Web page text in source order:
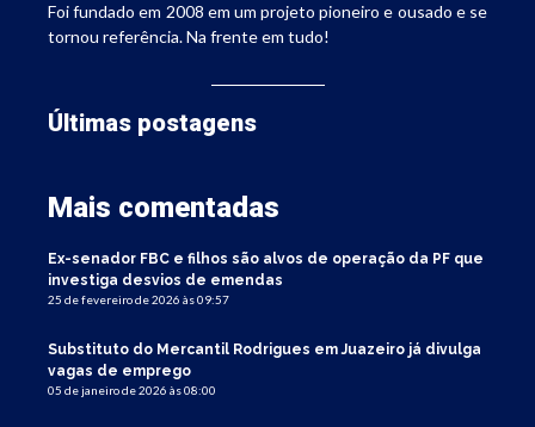
Foi fundado em 2008 em um projeto pioneiro e ousado e se
tornou referência. Na frente em tudo!
Últimas postagens
Mais comentadas
Ex-senador FBC e filhos são alvos de operação da PF que
investiga desvios de emendas
25 de fevereiro de 2026 às 09:57
Substituto do Mercantil Rodrigues em Juazeiro já divulga
vagas de emprego
05 de janeiro de 2026 às 08:00